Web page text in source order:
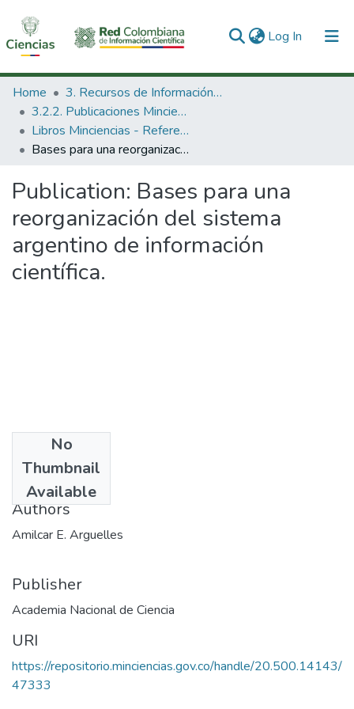
Log In (current)
Communities & Collections
All of DSpace
Statistics
Home
3. Recursos de Información Científica y Tecnológica
3.2.2. Publicaciones Minciencias
Libros Minciencias - Referenciales
Bases para una reorganización del sistema argentino de información científica.
Publication: Bases para una
reorganización del sistema
argentino de información
científica.
No
Thumbnail
Available
1983
Authors
Amilcar E. Arguelles
Publisher
Academia Nacional de Ciencia
URI
https://repositorio.minciencias.gov.co/handle/20.500.14143/
47333